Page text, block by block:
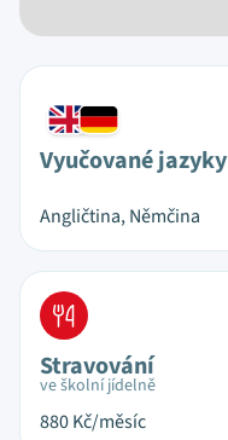
Vyučované jazyky
Angličtina, Němčina
Stravování
ve školní jídelně
880Kč/měsíc